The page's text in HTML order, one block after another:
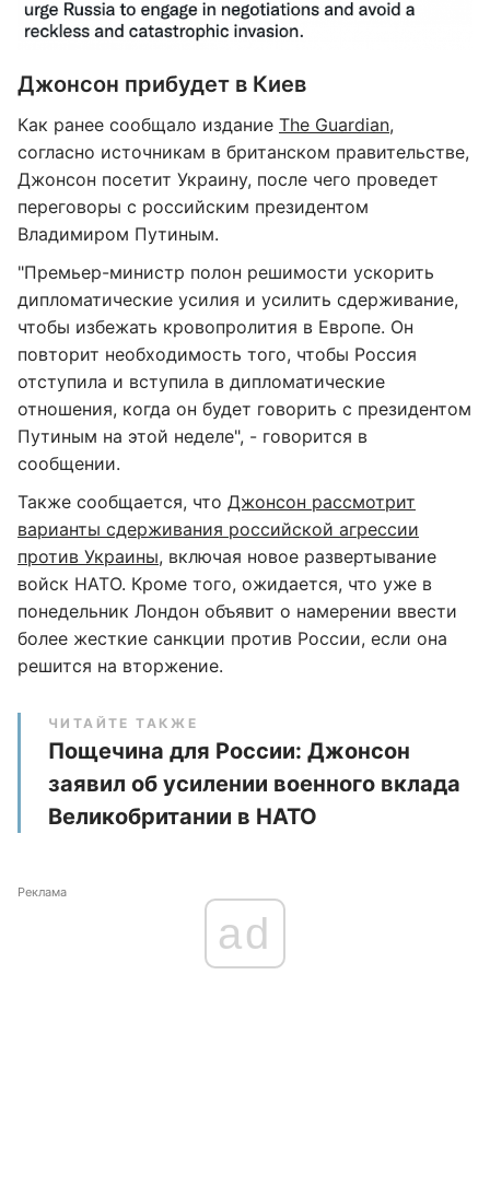
Джонсон прибудет в Киев
Как ранее сообщало издание The Guardian,
согласно источникам в британском правительстве,
Джонсон посетит Украину, после чего проведет
переговоры с российским президентом
Владимиром Путиным.
"Премьер-министр полон решимости ускорить
дипломатические усилия и усилить сдерживание,
чтобы избежать кровопролития в Европе. Он
повторит необходимость того, чтобы Россия
отступила и вступила в дипломатические
отношения, когда он будет говорить с президентом
Путиным на этой неделе", - говорится в
сообщении.
Также сообщается, что Джонсон рассмотрит
варианты сдерживания российской агрессии
против Украины, включая новое развертывание
войск НАТО. Кроме того, ожидается, что уже в
понедельник Лондон объявит о намерении ввести
более жесткие санкции против России, если она
решится на вторжение.
ЧИТАЙТЕ ТАКЖЕ
Пощечина для России: Джонсон
заявил об усилении военного вклада
Великобритании в НАТО
Реклама
ad